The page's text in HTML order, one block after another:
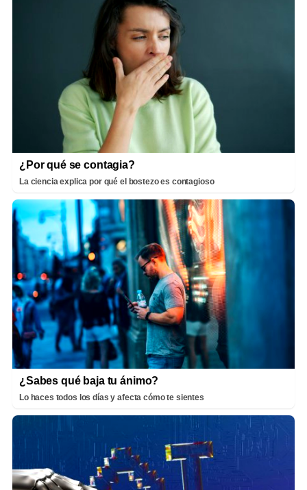
¿Por qué se contagia?
La ciencia explica por qué el bostezo es contagioso
¿Sabes qué baja tu ánimo?
Lo haces todos los días y afecta cómo te sientes